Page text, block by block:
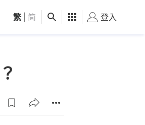
觀點 健康 好食玩飛
繁 简 登入